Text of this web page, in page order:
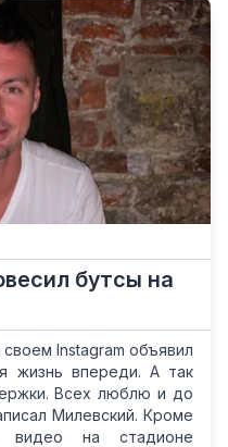
бутсы на
Instagram объявил
жизнь впереди. А так
Всех люблю и до
Милевский. Кроме
видео на стадионе